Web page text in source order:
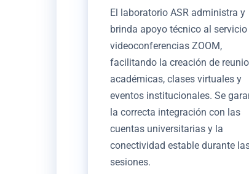
El laboratorio ASR administra y
brinda apoyo técnico al servicio
videoconferencias ZOOM,
facilitando la creación de
académicas, clases virtuales y
eventos institucionales. Se
la correcta integración con las
cuentas universitarias y la
conectividad estable durante
sesiones.